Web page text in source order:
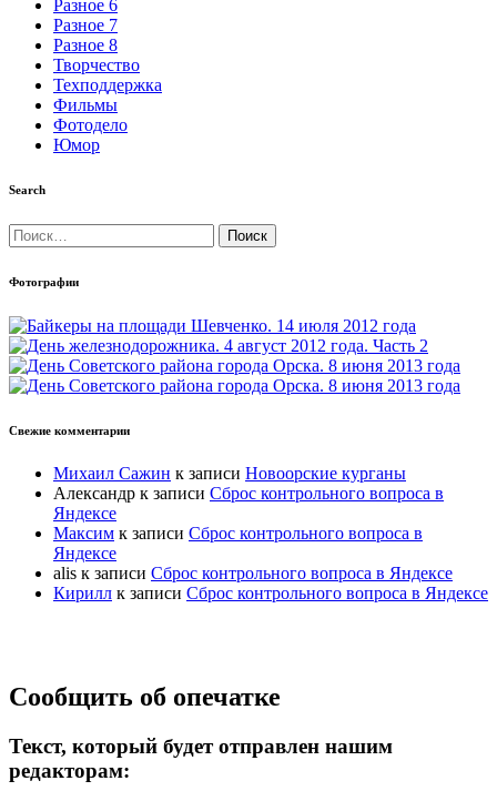
Разное 6
Разное 7
Разное 8
Творчество
Техподдержка
Фильмы
Фотодело
Юмор
Search
Найти:
Фотографии
Свежие комментарии
Михаил Сажин к записи Новоорские курганы
Александр к записи Сброс контрольного вопроса в
Яндексе
Максим к записи Сброс контрольного вопроса в
Яндексе
alis к записи Сброс контрольного вопроса в Яндексе
Кирилл к записи Сброс контрольного вопроса в Яндексе
Прокрутка
вверх
Сообщить об опечатке
Текст, который будет отправлен нашим
редакторам: